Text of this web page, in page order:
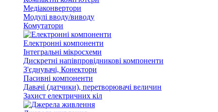
Медіаконвертори
Модулі вводу/виводу
Комутатори
Електронні компоненти
Інтегральні мікросхеми
Дискретні напівпровідникові компоненти
З'єднувачі, Конектори
Пасивні компоненти
Давачі (датчики), перетворювачі величин
Захист електричних кіл